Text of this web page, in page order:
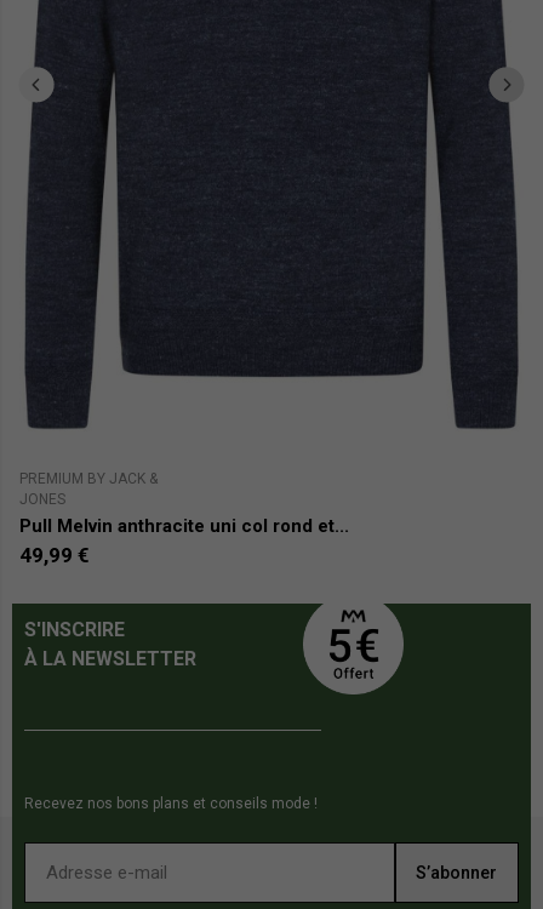
PREMIUM BY JACK &
JONES
Pull Melvin anthracite uni col rond et...
49,99 €
S'INSCRIRE
À LA NEWSLETTER
Recevez nos bons plans et conseils mode !
S’abonner